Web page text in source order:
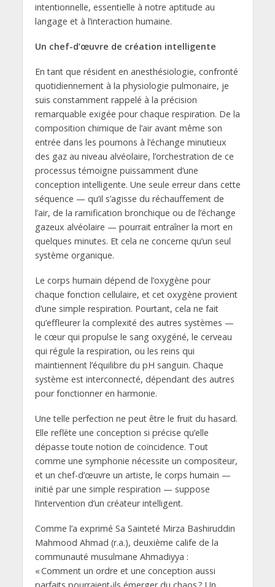
intentionnelle, essentielle à notre aptitude au
langage et à l’interaction humaine.
Un chef-d’œuvre de création intelligente
En tant que résident en anesthésiologie, confronté
quotidiennement à la physiologie pulmonaire, je
suis constamment rappelé à la précision
remarquable exigée pour chaque respiration. De la
composition chimique de l’air avant même son
entrée dans les poumons à l’échange minutieux
des gaz au niveau alvéolaire, l’orchestration de ce
processus témoigne puissamment d’une
conception intelligente. Une seule erreur dans cette
séquence — qu’il s’agisse du réchauffement de
l’air, de la ramification bronchique ou de l’échange
gazeux alvéolaire — pourrait entraîner la mort en
quelques minutes. Et cela ne concerne qu’un seul
système organique.
Le corps humain dépend de l’oxygène pour
chaque fonction cellulaire, et cet oxygène provient
d’une simple respiration. Pourtant, cela ne fait
qu’effleurer la complexité des autres systèmes —
le cœur qui propulse le sang oxygéné, le cerveau
qui régule la respiration, ou les reins qui
maintiennent l’équilibre du pH sanguin. Chaque
système est interconnecté, dépendant des autres
pour fonctionner en harmonie.
Une telle perfection ne peut être le fruit du hasard.
Elle reflète une conception si précise qu’elle
dépasse toute notion de coïncidence. Tout
comme une symphonie nécessite un compositeur,
et un chef-d’œuvre un artiste, le corps humain —
initié par une simple respiration — suppose
l’intervention d’un créateur intelligent.
Comme l’a exprimé Sa Sainteté Mirza Bashiruddin
Mahmood Ahmad (r.a.), deuxième calife de la
communauté musulmane Ahmadiyya :
« Comment un ordre et une conception aussi